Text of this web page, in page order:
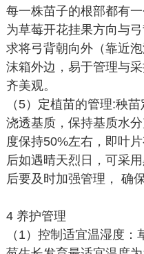
每一株苗子的根部都有
为草莓开花挂果方向与
求将弓背朝向外（靠近
沫箱外边，易于管理与
齐美观。
（5）定植苗的管理:秧
浇透基质，保持基质水
度保持50%左右，即叶
后如遇晴天烈日，可采
后要及时加强管理， 确
4 养护管理
（1）控制适宜温湿度